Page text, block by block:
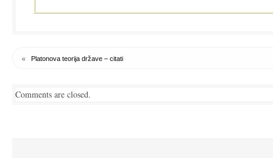
« Platonova teorija države – citati
Comments are closed.